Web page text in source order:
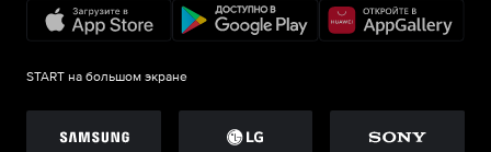
START на большом экране